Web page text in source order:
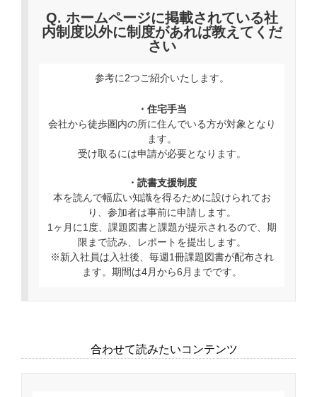
Q. ホームページに掲載されている社
内制度以外に制度があれば教えてくだ
さい
参考に2つご紹介いたします。
・住宅手当
会社から徒歩圏内の所に住んでいる方が対象となり
ます。
受け取るには申請が必要となります。
・読書支援制度
本を読んで幅広い知識を得るために設けられてお
り、参加者は事前に申請します。
1ヶ月に1度、課題図書と課題が提示されるので、期
限まで読み、レポートを提出します。
※新入社員は入社後、毎週1冊課題図書が配布され
ます。期間は4月から6月までです。
合わせて読みたいコンテンツ